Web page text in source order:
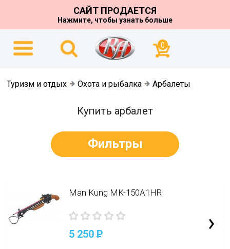
САЙТ ПРОДАЕТСЯ
Нажмите, чтобы узнать больше
0
Туризм и отдых Охота и рыбалка Арбалеты
Купить арбалет
Фильтры
Man Kung MK-150A1HR
5 250P